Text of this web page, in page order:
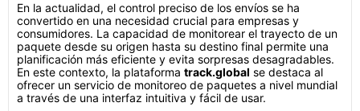
En la actualidad, el control preciso de los envíos se ha
convertido en una necesidad crucial para empresas y
consumidores. La capacidad de monitorear el trayecto de un
paquete desde su origen hasta su destino final permite una
planificación más eficiente y evita sorpresas desagradables.
En este contexto, la plataforma track.global se destaca al
ofrecer un servicio de monitoreo de paquetes a nivel mundial
a través de una interfaz intuitiva y fácil de usar.